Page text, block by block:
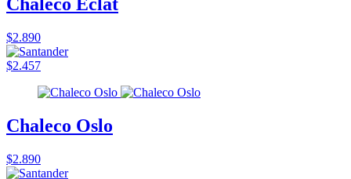
Chaleco Eclat
$2.890
$2.457
Chaleco Oslo
$2.890